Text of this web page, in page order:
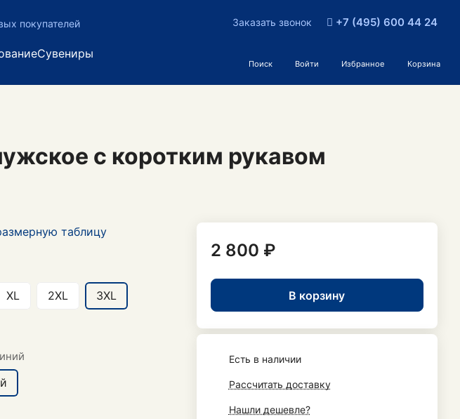
покупателей
Сувениры
Заказать звонок +7 (495) 600 44 24
Поиск Войти Избранное Корзина
с коротким рукавом
таблицу
XL 2XL 3XL
2 800 ₽
В корзину
Есть в наличии
Рассчитать доставку
Нашли дешевле?